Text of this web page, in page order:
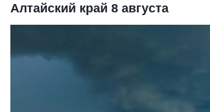
Алтайский край 8 августа